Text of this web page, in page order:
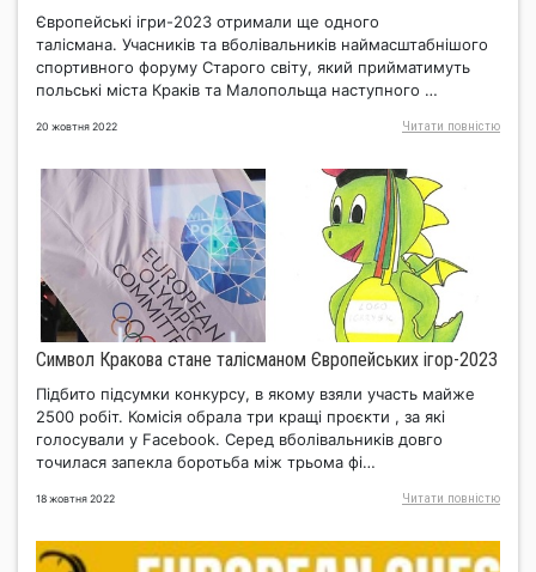
Європейські ігри-2023 отримали ще одного
талісмана. Учасників та вболівальників наймасштабнішого
спортивного форуму Старого світу, який прийматимуть
польські міста Краків та Малопольща наступного …
20 жовтня 2022 Читати повнiстю
Cимвол Кракова стане талісманом Європейських ігор-2023
Підбито підсумки конкурсу, в якому взяли участь майже
2500 робіт. Комісія обрала три кращі проєкти , за які
голосували у Facebook. Серед вболівальників довго
точилася запекла боротьба між трьома фі…
18 жовтня 2022 Читати повнiстю